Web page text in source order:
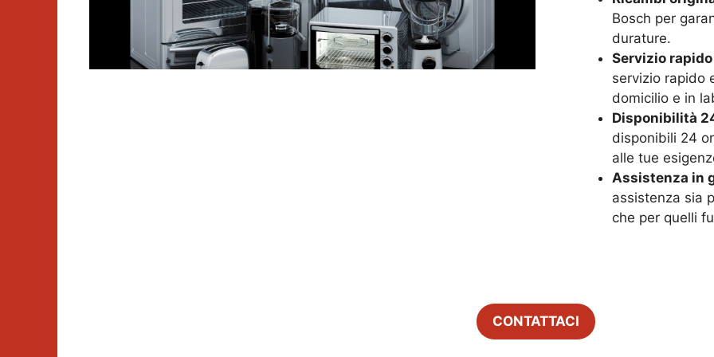
Bosch per
durature.
Servizio
servizio rapido
domicilio e in
Disponibilità
disponibili 24
alle tue
Assistenza in
assistenza sia
che per quelli
CONTATTACI